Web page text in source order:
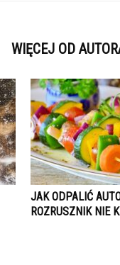
WIĘCEJ OD
JAK ODPALIĆ
ROZRUSZNIK NIE